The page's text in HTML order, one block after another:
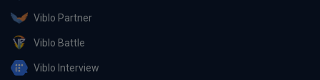
Viblo Partner
Viblo Battle
Viblo Interview